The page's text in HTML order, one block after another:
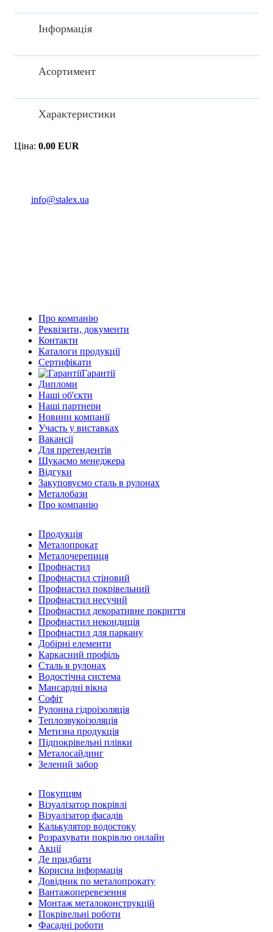
Інформація
Асортимент
Характеристики
Ціна: 0.00 EUR
info@stalex.ua
Про компанію
Реквізити, документи
Контакти
Каталоги продукції
Сертифікати
Гарантії
Дипломи
Наші об'єкти
Наші партнери
Новини компанії
Участь у виставках
Вакансії
Для претендентів
Шукаємо менеджера
Відгуки
Закуповуємо сталь в рулонах
Металобази
Про компанію
Продукція
Металопрокат
Металочерепиця
Профнастил
Профнастил стіновий
Профнастил покрівельний
Профнастил несучий
Профнастил декоративне покриття
Профнастил некондиція
Профнастил для паркану
Добірні елементи
Каркасний профіль
Сталь в рулонах
Водостічна система
Мансардні вікна
Софіт
Рулонна гідроізоляція
Теплозвукоізоляція
Метизна продукція
Підпокрівельні плівки
Металосайдинг
Зелений забор
Покупцям
Візуалізатор покрівлі
Візуалізатор фасадів
Калькулятор водостоку
Розрахувати покрівлю онлайн
Акції
Де придбати
Корисна інформація
Довідник по металопрокату
Вантажоперевезення
Монтаж металоконструкцій
Покрівельні роботи
Фасадні роботи